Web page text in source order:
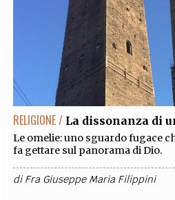
RELIGIONE / La dissonanza di
Le omelie: uno sguardo fugace
fa gettare sul panorama di Dio.
diFra Giuseppe Maria Filippini